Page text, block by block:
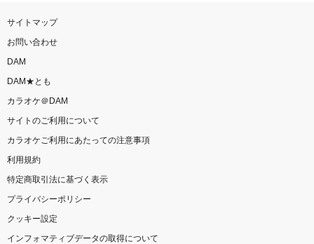
サイトマップ
お問い合わせ
DAM
DAM★とも
カラオケ＠DAM
サイトのご利用について
カラオケご利用にあたっての注意事項
利用規約
特定商取引法に基づく表示
プライバシーポリシー
クッキー設定
インフォマティブデータの取得について